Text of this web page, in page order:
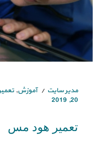
مدیر سایت آموزش,
20, 2019
تعمیر هود مس